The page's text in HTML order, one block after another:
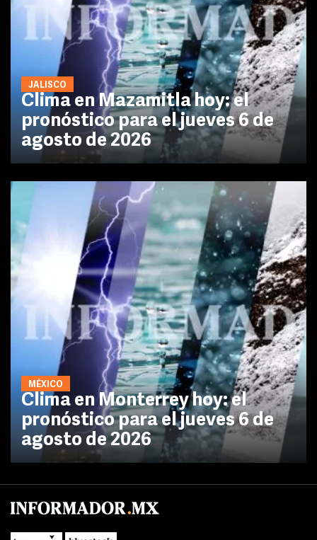
JALISCO
Clima en Mazamitla hoy: el
pronóstico para el jueves 6 de
agosto de 2026
MÉXICO
Clima en Monterrey hoy: el
pronóstico para el jueves 6 de
agosto de 2026